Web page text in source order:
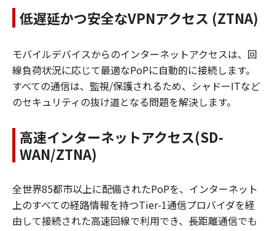
低遅延かつ安全なVPNアクセス (ZTNA)
モバイルデバイスからのインターネットアクセスは、回
線負荷状況に応じて最適なPoPに自動的に接続します。
すべての通信は、監視/保護されるため、シャドーITなど
のセキュリティの抜け道となる問題を解決します。
高速インターネットアクセス(SD-
WAN/ZTNA)
全世界85都市以上に配備されたPoPを、インターネット
上のすべての経路情報を持つTier-1通信プロバイダを経
由して接続された高速回線で利用でき、長距離通信でも